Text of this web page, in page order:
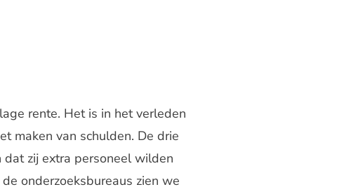
rente. Het is in het verleden
maken van schulden. De drie
zij extra personeel wilden
onderzoeksbureaus zien we